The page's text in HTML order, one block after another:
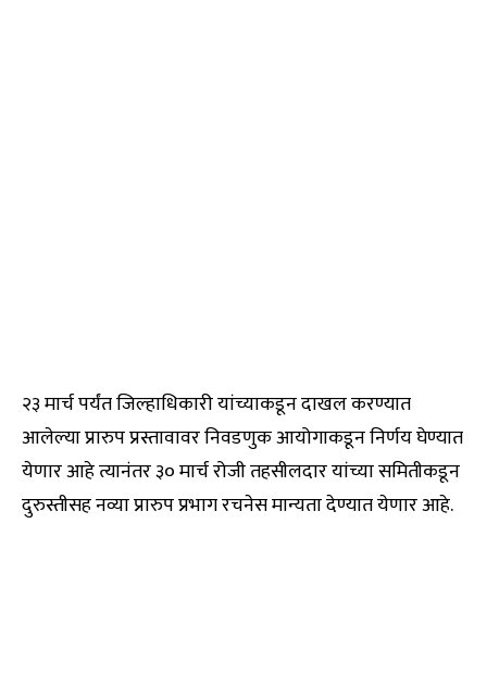
२३ मार्च पर्यंत जिल्हाधिकारी यांच्याकडून दाखल करण्यात
आलेल्या प्रारुप प्रस्तावावर निवडणुक आयोगाकडून निर्णय घेण्यात
येणार आहे त्यानंतर ३० मार्च रोजी तहसीलदार यांच्या समितीकडून
दुरुस्तीसह नव्या प्रारुप प्रभाग रचनेस मान्यता देण्यात येणार आहे.